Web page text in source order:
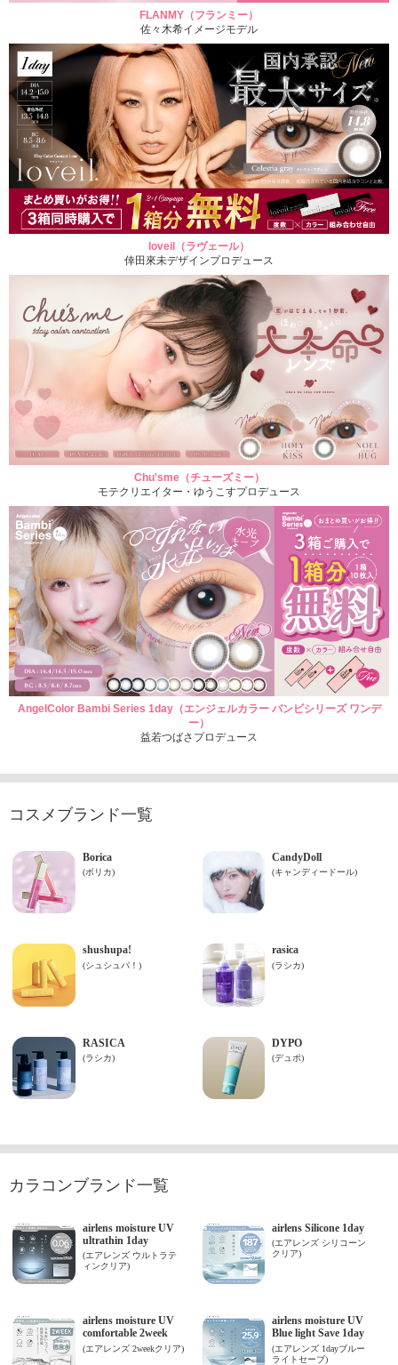
FLANMY（フランミー）
佐々木希イメージモデル
loveil（ラヴェール）
倖田來未デザインプロデュース
Chu'sme（チューズミー）
モテクリエイター・ゆうこすプロデュース
AngelColor Bambi Series 1day（エンジェルカラー バンビシリーズ ワンデ
ー）
益若つばさプロデュース
コスメブランド一覧
カラコンブランド一覧